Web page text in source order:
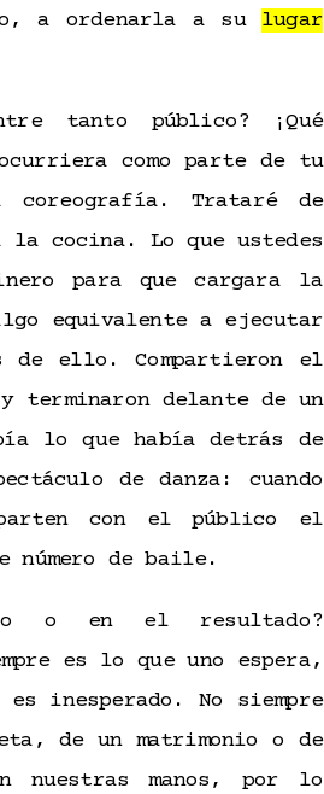
a ordenarla a su lugar
tanto público? ¡Qué
como parte de tu
coreografía. Trataré de
cocina. Lo que ustedes
para que cargara la
equivalente a ejecutar
de ello. Compartieron el
terminaron delante de un
lo que había detrás de
de danza: cuando
con el público el
número de baile.
o en el resultado?
es lo que uno espera,
inesperado. No siempre
de un matrimonio o de
nuestras manos, por lo